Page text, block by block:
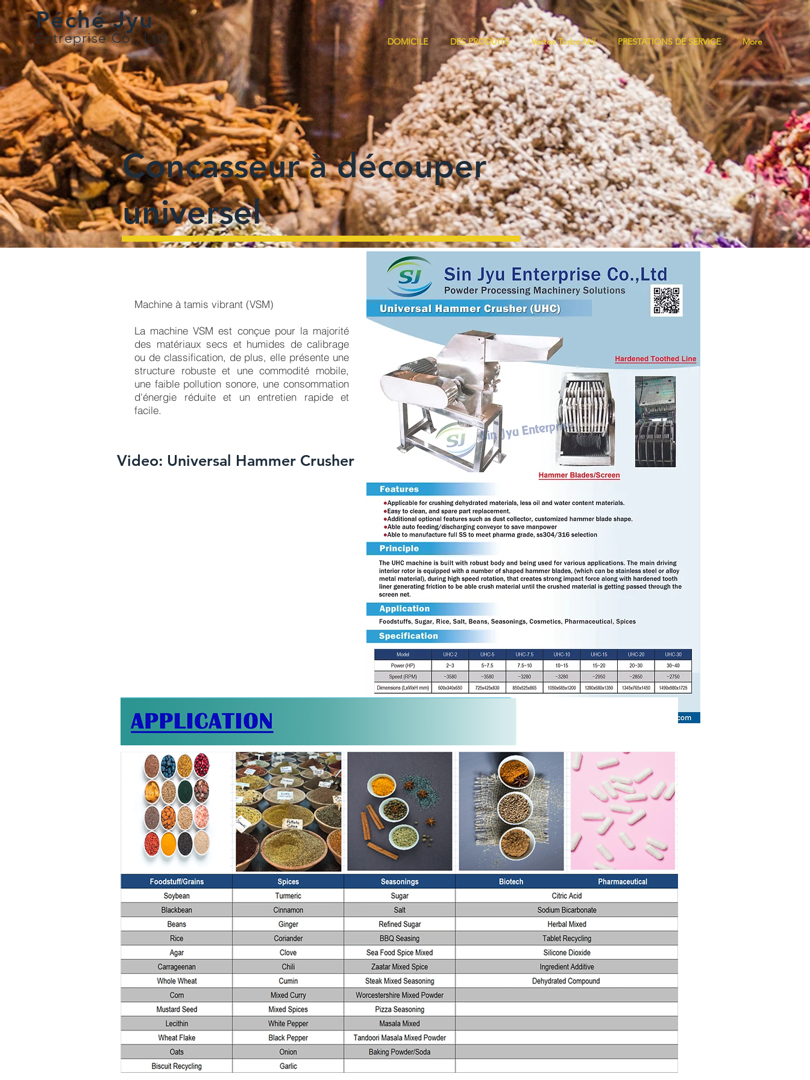
Péché Jyu
Entreprise Co., Ltd. DOMICILE DES PRODUITS Vortex Turbo Mill PRESTATIONS DE SERVICE More
Concasseur à découper
universel
Machine à tamis vibrant (VSM)
​La machine VSM est conçue pour la majorité
des matériaux secs et humides de calibrage
ou de classification, de plus, elle présente une
structure robuste et une commodité mobile,
une faible pollution sonore, une consommation
d'énergie réduite et un entretien rapide et
facile.
Video: Universal Hammer Crusher